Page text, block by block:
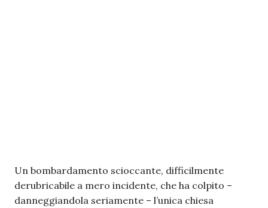
Un bombardamento scioccante, difficilmente
derubricabile a mero incidente, che ha colpito –
danneggiandola seriamente – l’unica chiesa